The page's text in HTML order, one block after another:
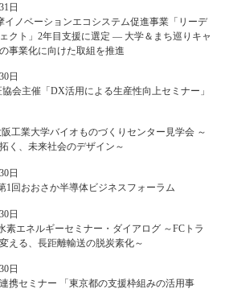
日
イノベーションエコシステム促進事業「リーデ
クト」2年目支援に選定 ― 大学＆まち巡りキャ
事業化に向けた取組を推進
日
会主催「DX活用による生産性向上セミナー」
阪工業大学バイオものづくりセンター見学会 ～
く、未来社会のデザイン～
日
1回おおさか半導体ビジネスフォーラム
日
素エネルギーセミナー・ダイアログ ～FCトラ
える、長距離輸送の脱炭素化～
日
携セミナー 「東京都の支援枠組みの活用事